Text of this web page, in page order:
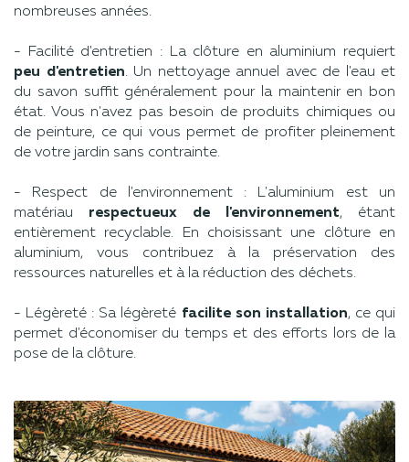
nombreuses années.
- Facilité d'entretien : La clôture en aluminium requiert
peu d'entretien. Un nettoyage annuel avec de l'eau et
du savon suffit généralement pour la maintenir en bon
état. Vous n'avez pas besoin de produits chimiques ou
de peinture, ce qui vous permet de profiter pleinement
de votre jardin sans contrainte.
- Respect de l'environnement : L'aluminium est un
matériau respectueux de l'environnement, étant
entièrement recyclable. En choisissant une clôture en
aluminium, vous contribuez à la préservation des
ressources naturelles et à la réduction des déchets.
- Légèreté : Sa légèreté facilite son installation, ce qui
permet d'économiser du temps et des efforts lors de la
pose de la clôture.